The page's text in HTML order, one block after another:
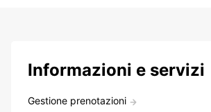
Informazioni e servizi
Gestione prenotazioni